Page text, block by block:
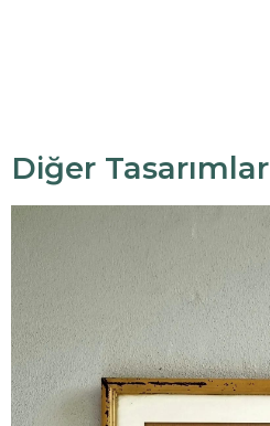
Diğer Tasarımlar